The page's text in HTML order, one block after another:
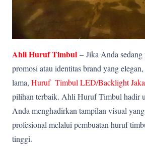
Ahli Huruf Timbul – Jika Anda sedang
promosi atau identitas brand yang
lama, Huruf Timbul LED/Backlight
pilihan terbaik. Ahli Huruf Timbul hadir
Anda menghadirkan tampilan visual
profesional melalui pembuatan huruf
tinggi.